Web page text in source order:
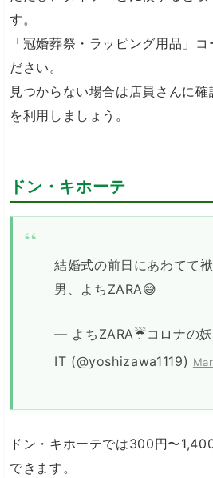
す。
「冠婚葬祭・ラッピング用品」
ださい。
見つからない場合は店員さんに
を利用しましょう。
ドン・キホーテ
結婚式の前日にあわてて
男、よちZARA😅
— よちZARA☔コロナの
IT (@yoshizawa1119)
ドン・キホーテでは300円〜
できます。